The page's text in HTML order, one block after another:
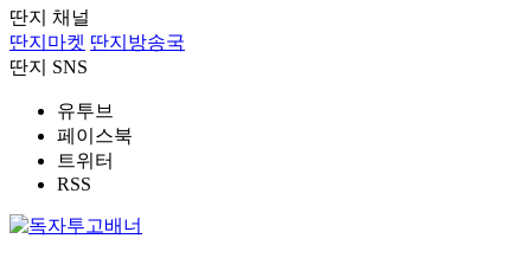
딴지 채널
딴지마켓 딴지방송국
딴지 SNS
유투브
페이스북
트위터
RSS